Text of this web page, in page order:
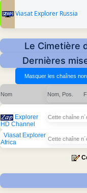
Viasat Explorer Russia
Le Cimetière
Dernières
Nom Nom, Pos.
Explorer
HD Channel
Cette chaîne
Viasat Explorer
Africa
Cette chaîne